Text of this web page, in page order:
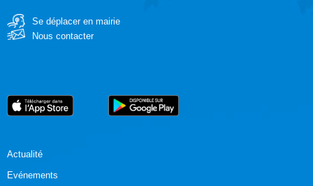
Se déplacer en mairie
Nous contacter
Actualité
Evénements